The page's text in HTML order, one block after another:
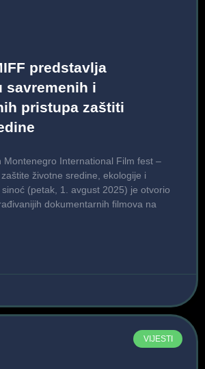
predstavlja
savremenih i
pristupa zaštiti
Montenegro International Film fest –
životne sredine, ekologije i
(petak, 1. avgust 2025) je otvorio
dokumentarnih filmova na
VIJESTI